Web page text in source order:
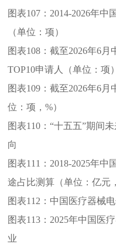
图表107： 2014-2026年中
（单位：项）
图表108：截至2026年6月
TOP10申请人（单位：项）
图表109：截至2026年6月
位：项，%）
图表110：“十五五”期间
向
图表111： 2018-2025年中
途占比测算（单位：亿元
图表112： 中国医疗器械
图表113： 2025年中国医
业